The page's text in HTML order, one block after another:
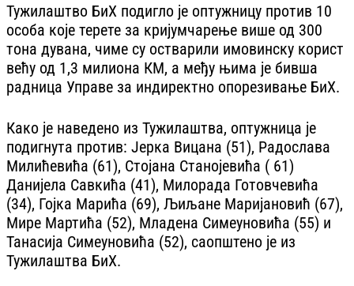
Тужилаштво БиХ подигло је оптужницу против 10
особа које терете за кријумчарење више од 300
тона дувана, чиме су остварили имовинску корист
већу од 1,3 милиона КМ, а међу њима је бивша
радница Управе за индиректно опорезивање БиХ.
Како је наведено из Тужилаштва, оптужница је
подигнута против: Јерка Вицана (51), Радослава
Милићевића (61), Стојана Станојевића ( 61)
Данијела Савкића (41), Милорада Готовчевића
(34), Гојка Марића (69), Љиљане Маријановић (67),
Мире Мартића (52), Младена Симеуновића (55) и
Танасија Симеуновића (52), саопштено је из
Тужилаштва БиХ.